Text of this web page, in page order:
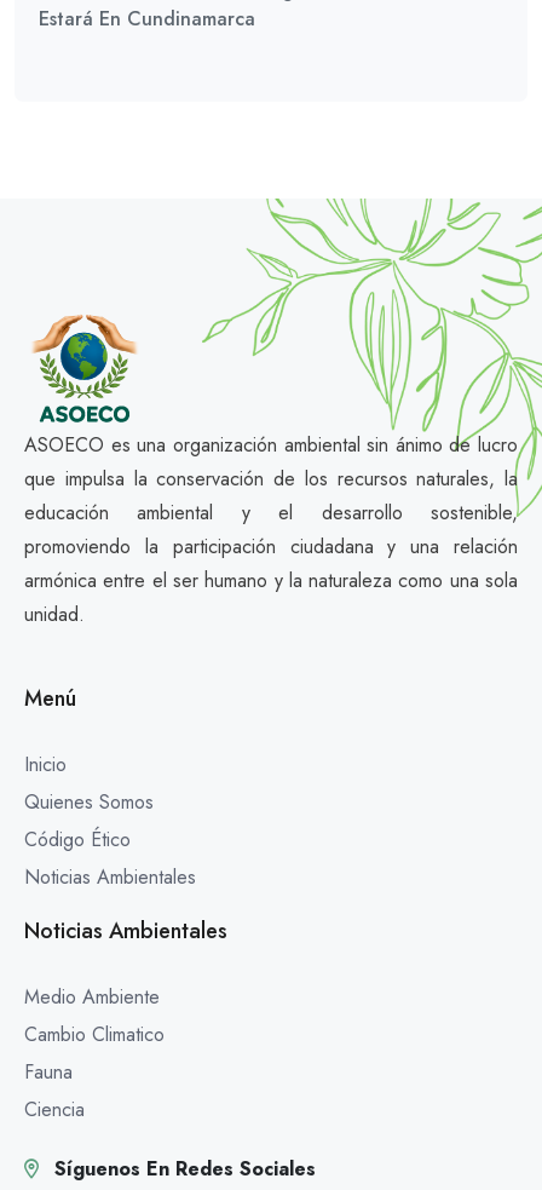
Estará En Cundinamarca
ASOECO es una organización ambiental sin ánimo de lucro
que impulsa la conservación de los recursos naturales, la
educación ambiental y el desarrollo sostenible,
promoviendo la participación ciudadana y una relación
armónica entre el ser humano y la naturaleza como una sola
unidad.
Menú
Inicio
Quienes Somos
Código Ético
Noticias Ambientales
Noticias Ambientales
Medio Ambiente
Cambio Climatico
Fauna
Ciencia
Síguenos En Redes Sociales